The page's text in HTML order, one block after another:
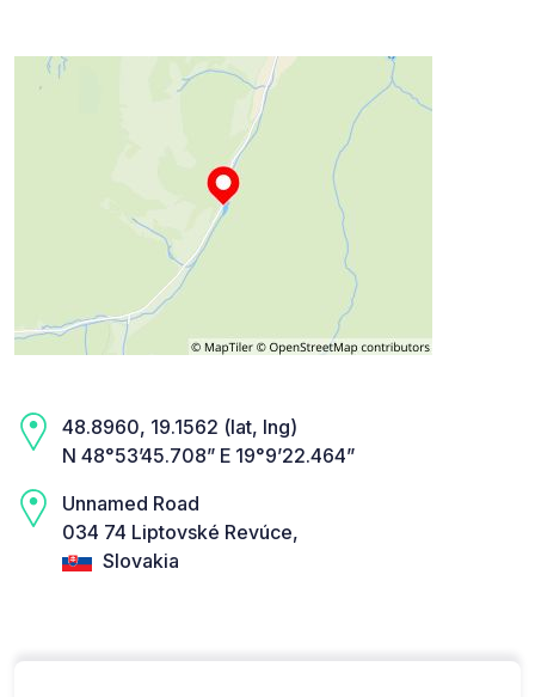
48.8960, 19.1562 (lat, lng)
N 48°53’45.708” E 19°9’22.464”
Unnamed Road
034 74 Liptovské Revúce,
Slovakia